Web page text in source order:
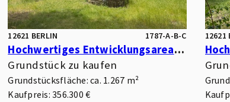
12621 BERLIN 1787-A-B-C
Hochwertiges Entwicklungsareal mit Park- und Wasserlage – optimal für kleinteilige Wohnbebauung
Grundstück zu kaufen
Grundstücksfläche: ca. 1.267 m²
Kaufpreis: 356.300 €
12621